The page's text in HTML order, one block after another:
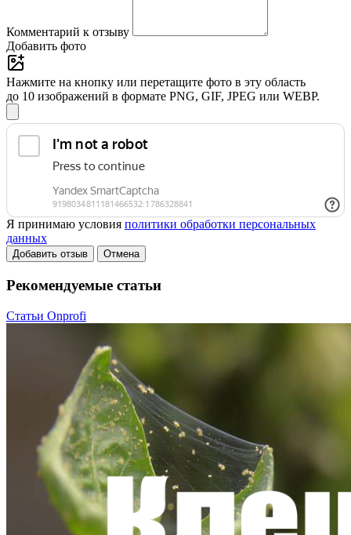
Комментарий к отзыву
Добавить фото
Нажмите на кнопку или перетащите фото в эту область
до 10 изображений в формате PNG, GIF, JPEG или WEBP.
Я принимаю условия политики обработки персональных
данных
Добавить отзыв Отмена
Рекомендуемые статьи
Статьи Onprofi